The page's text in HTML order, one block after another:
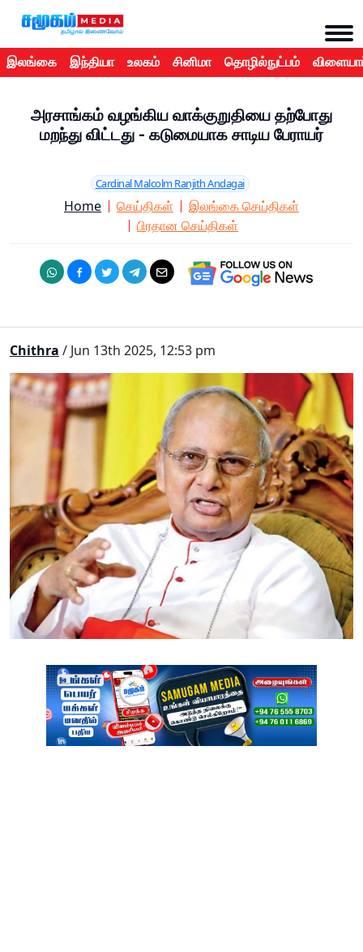
இலங்கை இந்தியா உலகம் சினிமா தொழில்நுட்பம்
அரசாங்கம் வழங்கிய வாக்குறுதியை தற்போது
மறந்து விட்டது - கடுமையாக சாடிய பேராயர்
Cardinal Malcolm Ranjith Andagai
Home செய்திகள்
இலங்கை செய்திகள்
பிரதான செய்திகள்
Chithra / Jun 13th 2025, 12:53 pm